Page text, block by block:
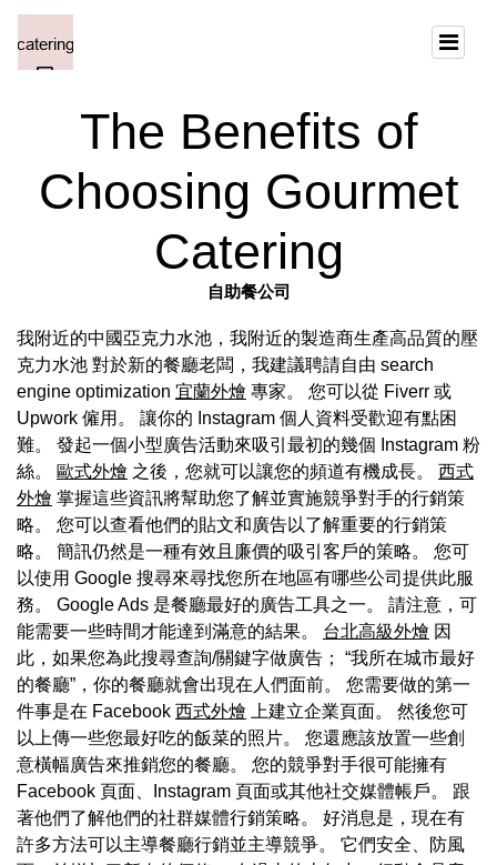
The Benefits of
Choosing Gourmet
Catering
自助餐公司
我附近的中國亞克力水池，我附近的製造商生產高品質的壓
克力水池 對於新的餐廳老闆，我建議聘請自由 search
engine optimization 宜蘭外燴 專家。 您可以從 Fiverr 或
Upwork 僱用。 讓你的 Instagram 個人資料受歡迎有點困
難。 發起一個小型廣告活動來吸引最初的幾個 Instagram 粉
絲。
歐式外燴 之後，您就可以讓您的頻道有機成長。 西式
外燴 掌握這些資訊將幫助您了解並實施競爭對手的行銷策
略。 您可以查看他們的貼文和廣告以了解重要的行銷策
略。 簡訊仍然是一種有效且廉價的吸引客戶的策略。 您可
以使用 Google 搜尋來尋找您所在地區有哪些公司提供此服
務。 Google Ads 是餐廳最好的廣告工具之一。 請注意，可
能需要一些時間才能達到滿意的結果。 台北高級外燴 因
此，如果您為此搜尋查詢/關鍵字做廣告； “我所在城市最好
的餐廳”，你的餐廳就會出現在人們面前。 您需要做的第一
件事是在 Facebook 西式外燴 上建立企業頁面。 然後您可
以上傳一些您最好吃的飯菜的照片。 您還應該放置一些創
意橫幅廣告來推銷您的餐廳。 您的競爭對手很可能擁有
Facebook 頁面、Instagram 頁面或其他社交媒體帳戶。 跟
著他們了解他們的社群媒體行銷策略。 好消息是，現在有
許多方法可以主導餐廳行銷並主導競爭。 它們安全、防風